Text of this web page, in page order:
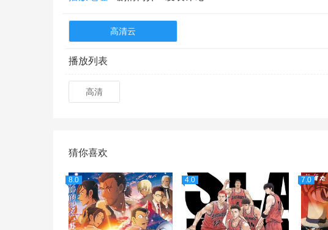
高清云
播放列表
高清
猜你喜欢
8.0 4.0 7.0